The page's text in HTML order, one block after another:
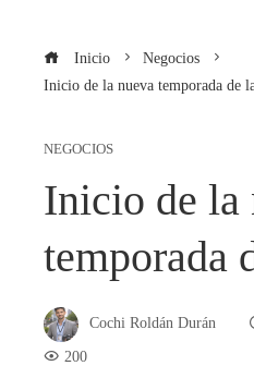
Inicio
Negocios
Inicio de la nueva temporada de
NEGOCIOS
Inicio de la
temporada
Cochi Roldán Durán
200